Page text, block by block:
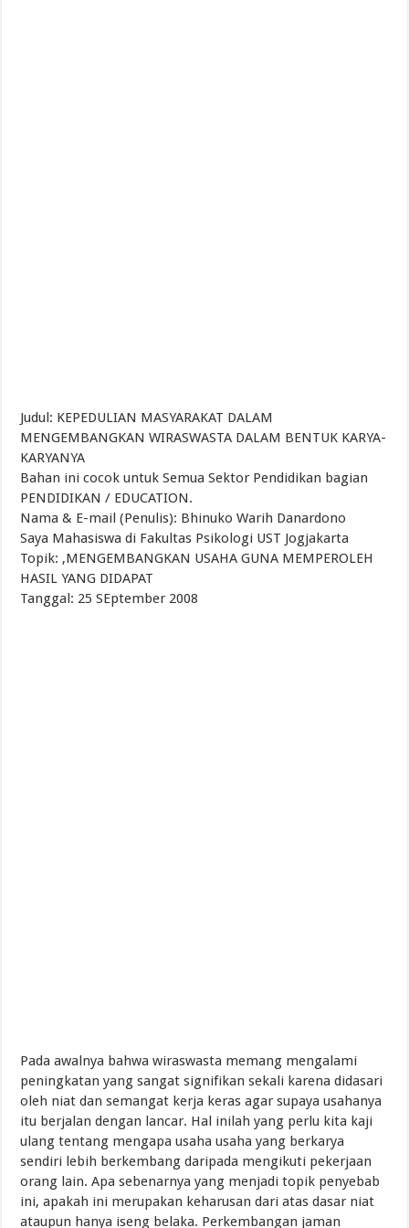
Judul: KEPEDULIAN MASYARAKAT DALAM
MENGEMBANGKAN WIRASWASTA DALAM BENTUK KARYA-
KARYANYA
Bahan ini cocok untuk Semua Sektor Pendidikan bagian
PENDIDIKAN / EDUCATION.
Nama & E-mail (Penulis): Bhinuko Warih Danardono
Saya Mahasiswa di Fakultas Psikologi UST Jogjakarta
Topik: ,MENGEMBANGKAN USAHA GUNA MEMPEROLEH
HASIL YANG DIDAPAT
Tanggal: 25 SEptember 2008
Pada awalnya bahwa wiraswasta memang mengalami
peningkatan yang sangat signifikan sekali karena didasari
oleh niat dan semangat kerja keras agar supaya usahanya
itu berjalan dengan lancar. Hal inilah yang perlu kita kaji
ulang tentang mengapa usaha usaha yang berkarya
sendiri lebih berkembang daripada mengikuti pekerjaan
orang lain. Apa sebenarnya yang menjadi topik penyebab
ini, apakah ini merupakan keharusan dari atas dasar niat
ataupun hanya iseng belaka. Perkembangan jaman